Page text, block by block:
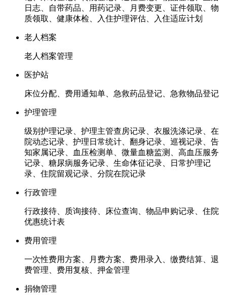
日志、自带药品、用药记录、月费变更、证件领取、物
质领取、健康体检、入住护理评估、入住适应计划
老人档案
老人档案管理
医护站
床位分配、费用通知单、急救药品登记、急救物品登记
护理管理
级别护理记录、护理主管查房记录、衣服洗涤记录、在
院动态记录、护理日常统计、翻身记录、巡视记录、告
知家属记录、血压检测单、微量血糖监测、高血压服务
记录、糖尿病服务记录、生命体征记录、日常护理记
录、住院留观记录、分院在院记录
行政管理
行政接待、质询接待、床位查询、物品申购记录、住院
优惠统计表
费用管理
一次性费用方案、月费方案、费用录入、缴费结算、退
费管理、费用复核、押金管理
捐物管理